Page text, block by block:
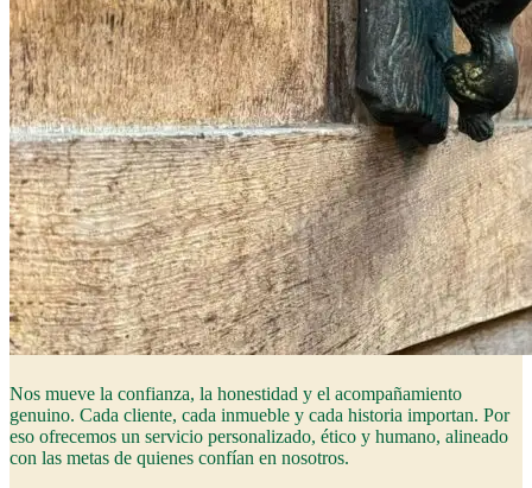
Nos mueve la confianza, la honestidad y el acompañamiento
genuino. Cada cliente, cada inmueble y cada historia importan. Por
eso ofrecemos un servicio personalizado, ético y humano, alineado
con las metas de quienes confían en nosotros.